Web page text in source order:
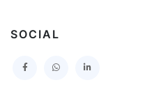
SERVICIO DE SALUD
SOCIAL